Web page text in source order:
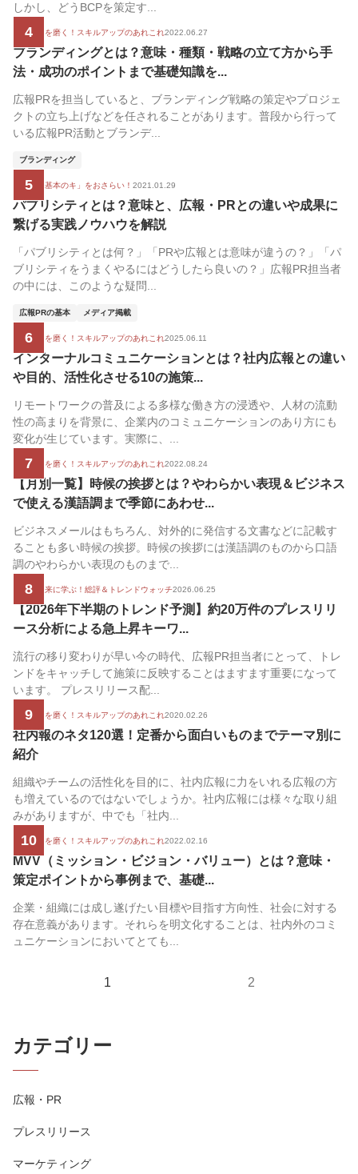
しかし、どうBCPを策定す...
4
広報の腕を磨く！スキルアップのあれこれ2022.06.27
ブランディングとは？意味・種類・戦略の立て方から手
法・成功のポイントまで基礎知識を...
広報PRを担当していると、ブランディング戦略の策定やプロジェ
クトの立ち上げなどを任されることがあります。普段から行って
いる広報PR活動とブランデ...
ブランディング
5
広報の「基本のキ」をおさらい！ 2021.01.29
パブリシティとは？意味と、広報・PRとの違いや成果に
繋げる実践ノウハウを解説
「パブリシティとは何？」「PRや広報とは意味が違うの？」「パ
ブリシティをうまくやるにはどうしたら良いの？」広報PR担当者
の中には、このような疑問...
広報PRの基本 メディア掲載
6
広報の腕を磨く！スキルアップのあれこれ2025.06.11
インターナルコミュニケーションとは？社内広報との違い
や目的、活性化させる10の施策...
リモートワークの普及による多様な働き方の浸透や、人材の流動
性の高まりを背景に、企業内のコミュニケーションのあり方にも
変化が生じています。実際に、...
7
広報の腕を磨く！スキルアップのあれこれ2022.08.24
【月別一覧】時候の挨拶とは？やわらかい表現＆ビジネス
で使える漢語調まで季節にあわせ...
ビジネスメールはもちろん、対外的に発信する文書などに記載す
ることも多い時候の挨拶。時候の挨拶には漢語調のものから口語
調のやわらかい表現のものまで...
8
過去と未来に学ぶ！総評＆トレンドウォッチ2026.06.25
【2026年下半期のトレンド予測】約20万件のプレスリリ
ース分析による急上昇キーワ...
流行の移り変わりが早い今の時代、広報PR担当者にとって、トレ
ンドをキャッチして施策に反映することはますます重要になって
います。 プレスリリース配...
9
広報の腕を磨く！スキルアップのあれこれ2020.02.26
社内報のネタ120選！定番から面白いものまでテーマ別に
紹介
組織やチームの活性化を目的に、社内広報に力をいれる広報の方
も増えているのではないでしょうか。社内広報には様々な取り組
みがありますが、中でも「社内...
10
広報の腕を磨く！スキルアップのあれこれ2022.02.16
MVV（ミッション・ビジョン・バリュー）とは？意味・
策定ポイントから事例まで、基礎...
企業・組織には成し遂げたい目標や目指す方向性、社会に対する
存在意義があります。それらを明文化することは、社内外のコミ
ュニケーションにおいてとても...
1 2
カテゴリー
広報・PR
プレスリリース
マーケティング